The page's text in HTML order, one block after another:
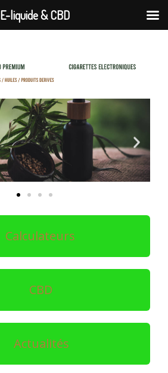
Calculateurs
CBD
Actualités
E-liquide & CBD